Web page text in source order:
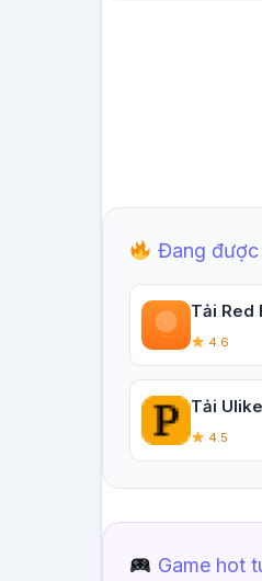
Đang được
Tải Red
4.6
Tải
4.5
Game hot